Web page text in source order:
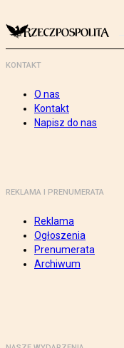
KONTAKT
O nas
Kontakt
Napisz do nas
REKLAMA I PRENUMERATA
Reklama
Ogłoszenia
Prenumerata
Archiwum